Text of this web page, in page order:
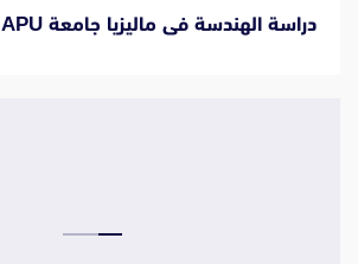
دراسة الهندسة فى ماليزيا جامعة APU